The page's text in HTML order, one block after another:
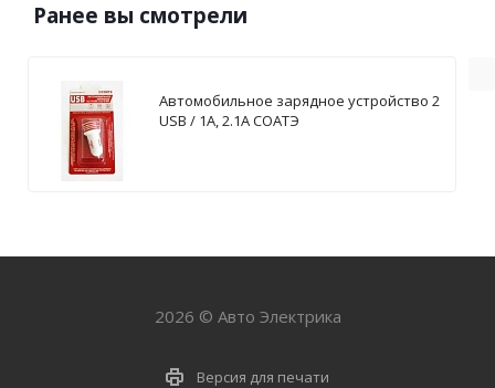
Ранее вы смотрели
Автомобильное зарядное устройство 2
USB / 1А, 2.1А СОАТЭ
2026 © Авто Электрика
Версия для печати